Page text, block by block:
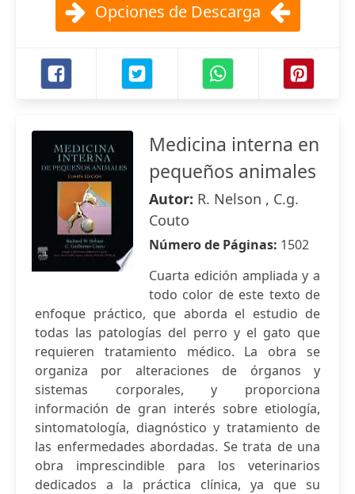
Opciones de Descarga
Medicina interna en
pequeños animales
Autor: R. Nelson , C.g.
Couto
Número de Páginas: 1502
Cuarta edición ampliada y a
todo color de este texto de
enfoque práctico, que aborda el estudio de
todas las patologías del perro y el gato que
requieren tratamiento médico. La obra se
organiza por alteraciones de órganos y
sistemas corporales, y proporciona
información de gran interés sobre etiología,
sintomatología, diagnóstico y tratamiento de
las enfermedades abordadas. Se trata de una
obra imprescindible para los veterinarios
dedicados a la práctica clínica, ya que su